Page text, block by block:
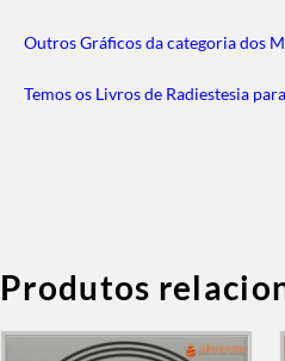
Outros Gráficos da categoria dos
Temos os Livros de Radiestesia
Produtos